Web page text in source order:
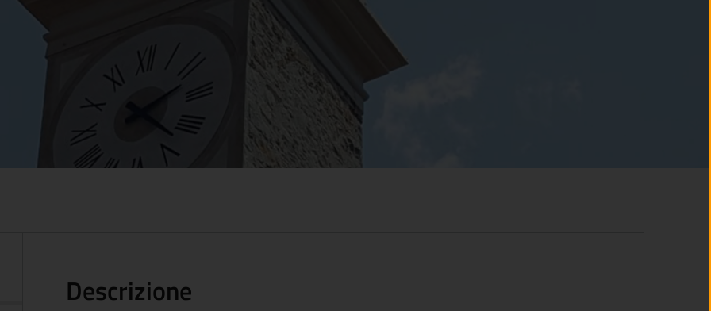
Descrizione